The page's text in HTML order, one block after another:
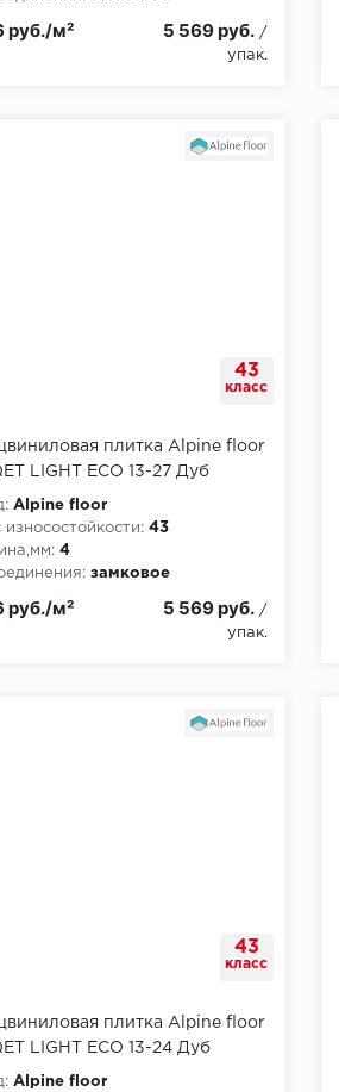
руб./м² 5 569 руб. /
упак.
43
класс
плитка Alpine floor
LIGHT ЕСО 13-27 Дуб
Alpine floor
износостойкости: 43
4
замковое
руб./м² 5 569 руб. /
упак.
43
класс
плитка Alpine floor
LIGHT ЕСО 13-24 Дуб
Alpine floor